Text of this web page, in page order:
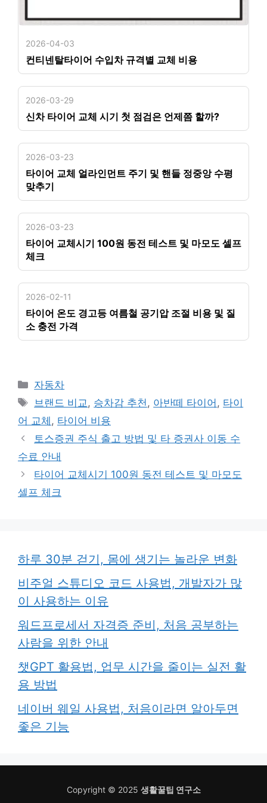
2026-04-03
컨티넨탈타이어 수입차 규격별 교체 비용
2026-03-29
신차 타이어 교체 시기 첫 점검은 언제쯤 할까?
2026-03-23
타이어 교체 얼라인먼트 주기 및 핸들 정중앙 수평
맞추기
2026-03-23
타이어 교체시기 100원 동전 테스트 및 마모도 셀프
체크
2026-02-11
타이어 온도 경고등 여름철 공기압 조절 비용 및 질
소 충전 가격
카
테
리
자동차
태
그
브랜드 비교, 승차감 추천, 아반떼 타이어 , 타이
어 교체 , 타이어 비용
토스증권 주식 출고 방법 및 타 증권사 이동 수
수료 안내
타이어 교체시기 100원 동전 테스트 및 마모도
셀프 체크
하루 30분 걷기, 몸에 생기는 놀라운 변화
비주얼 스튜디오 코드 사용법, 개발자가 많
이 사용하는 이유
워드프로세서 자격증 준비, 처음 공부하는
사람을 위한 안내
챗GPT 활용법, 업무 시간을 줄이는 실전 활
용 방법
네이버 웨일 사용법, 처음이라면 알아두면
좋은 기능
Copyright © 2025 생활꿀팁 연구소